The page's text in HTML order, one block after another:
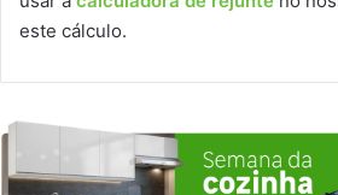
este cálculo.